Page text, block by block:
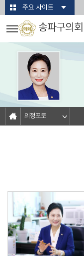
본문바로가기주요 사이트
송파구의회
의정포토